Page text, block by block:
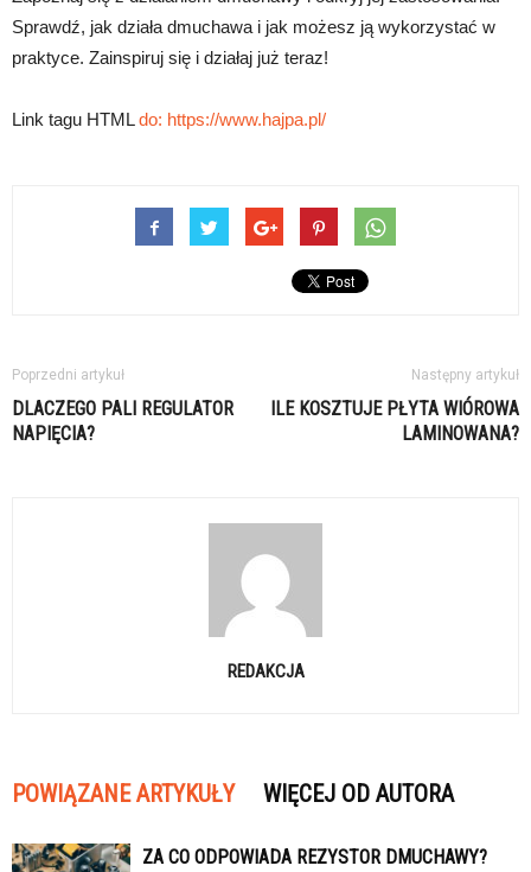
Sprawdź, jak działa dmuchawa i jak możesz ją wykorzystać w
praktyce. Zainspiruj się i działaj już teraz!
Link tagu HTMLdo: https://www.hajpa.pl/
Poprzedni artykuł
DLACZEGO PALI REGULATOR
NAPIĘCIA?
Następny artykuł
ILE KOSZTUJE PŁYTA WIÓROWA
LAMINOWANA?
REDAKCJA
POWIĄZANE ARTYKUŁY WIĘCEJ OD AUTORA
ZA CO ODPOWIADA REZYSTOR DMUCHAWY?